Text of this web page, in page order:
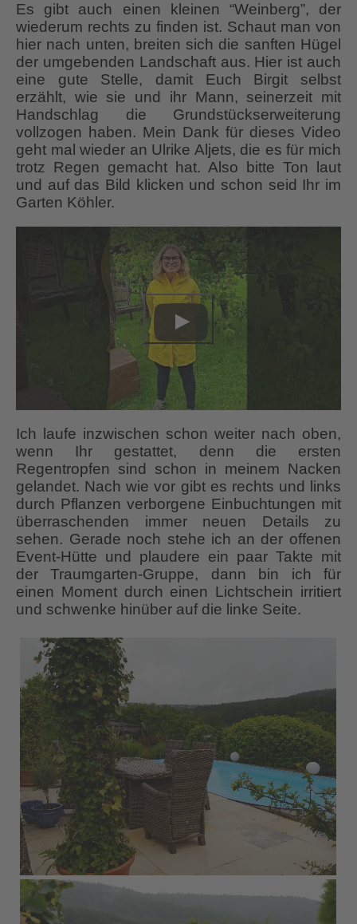
Es gibt auch einen kleinen “Weinberg”, der
wiederum rechts zu finden ist. Schaut man von
hier nach unten, breiten sich die sanften Hügel
der umgebenden Landschaft aus. Hier ist auch
eine gute Stelle, damit Euch Birgit selbst
erzählt, wie sie und ihr Mann, seinerzeit mit
Handschlag die Grundstückserweiterung
vollzogen haben. Mein Dank für dieses Video
geht mal wieder an Ulrike Aljets, die es für mich
trotz Regen gemacht hat. Also bitte Ton laut
und auf das Bild klicken und schon seid Ihr im
Garten Köhler.
Ich laufe inzwischen schon weiter nach oben,
wenn Ihr gestattet, denn die ersten
Regentropfen sind schon in meinem Nacken
gelandet. Nach wie vor gibt es rechts und links
durch Pflanzen verborgene Einbuchtungen mit
überraschenden immer neuen Details zu
sehen. Gerade noch stehe ich an der offenen
Event-Hütte und plaudere ein paar Takte mit
der Traumgarten-Gruppe, dann bin ich für
einen Moment durch einen Lichtschein irritiert
und schwenke hinüber auf die linke Seite.